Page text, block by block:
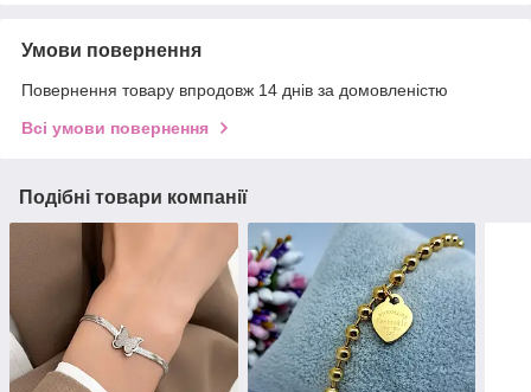
Умови повернення
Повернення товару впродовж 14 днів за домовленістю
Всі умови повернення
Подібні товари компанії